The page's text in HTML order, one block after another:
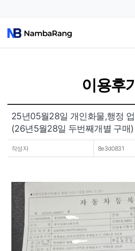
팔고
공지사항
이용후기
이용후
25년05월28일 개인화물,행정
(26년5월28일 두번째개별 구매)
작성자 8e3d0831